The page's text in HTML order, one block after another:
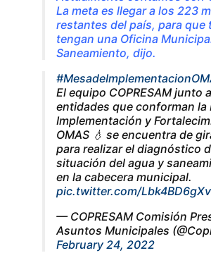
La meta es llegar a los 223
restantes del país, para que
tengan una Oficina
Saneamiento, dijo.
El equipo COPRESAM junto
entidades que conforman la
Implementación y
OMAS 💧 se encuentra de
para realizar el diagnóstico
situación del agua y
en la cabecera municipal.
pic.twitter.com/Lbk4BD6gXv
— COPRESAM Comisión
Asuntos Municipales
February 24, 2022